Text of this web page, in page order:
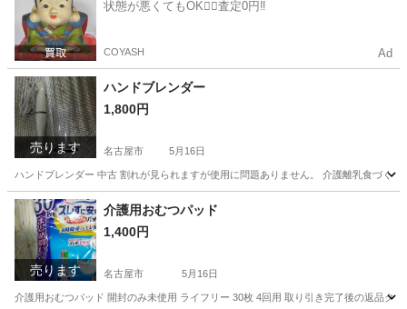
状態が悪くてもOK🙆‍♀️査定0円‼️
COYASH Ad
売ります
ハンドブレンダー
1,800円
名古屋市 5月16日
ハンドブレンダー 中古 割れが見られますが使用に問題ありません。 介護離乳食づく
愛知 名古屋市 家電 ブレンダー
売ります
介護用おむつパッド
1,400円
名古屋市 5月16日
介護用おむつパッド 開封のみ未使用 ライフリー 30枚 4回用 取り引き完了後の返品ク